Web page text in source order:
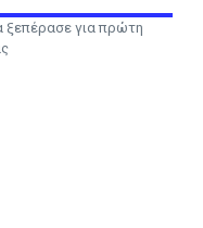
ξεπέρασε για πρώτη